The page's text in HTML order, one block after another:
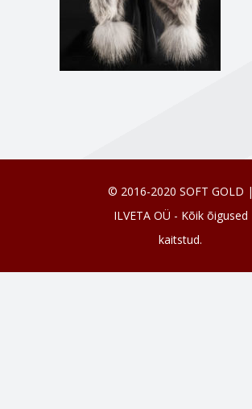
© 2016-2020 SOFT GOLD |
ILVETA OÜ - Kõik õigused
kaitstud.